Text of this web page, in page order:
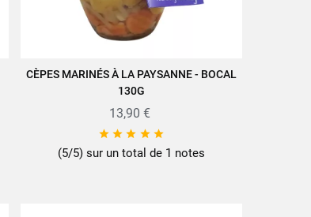
AJOUTER AU PANIER
CÈPES MARINÉS À LA PAYSANNE - BOCAL
130G
13,90 €
    
(5/5) sur un total de 1 notes